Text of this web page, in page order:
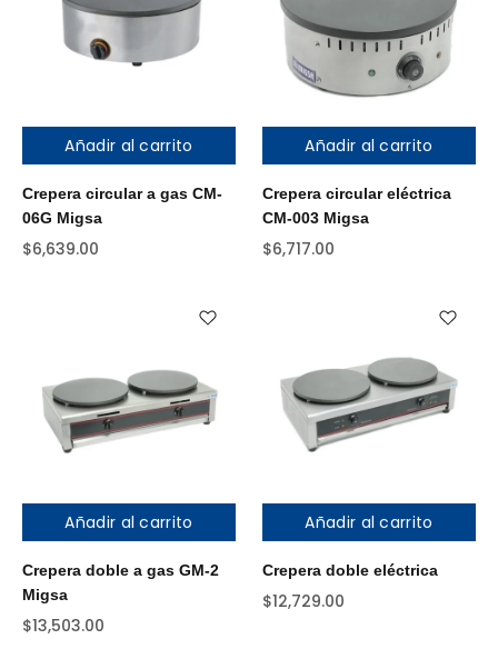
Añadir al carrito
Crepera circular a gas CM-
06G Migsa
$6,639.00
Añadir al carrito
Crepera circular eléctrica
CM-003 Migsa
$6,717.00
Añadir al carrito
Crepera doble a gas GM-2
Migsa
$13,503.00
Añadir al carrito
Crepera doble eléctrica
$12,729.00